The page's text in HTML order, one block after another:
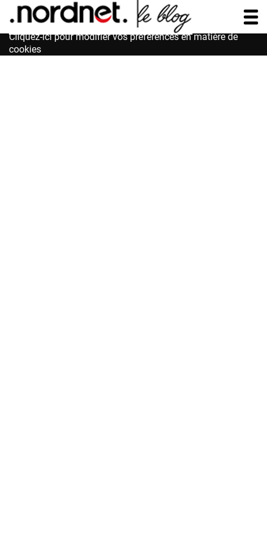
Accessibilité : non conforme
Cliquez-ici pour modifier vos préférences en matière de
cookies